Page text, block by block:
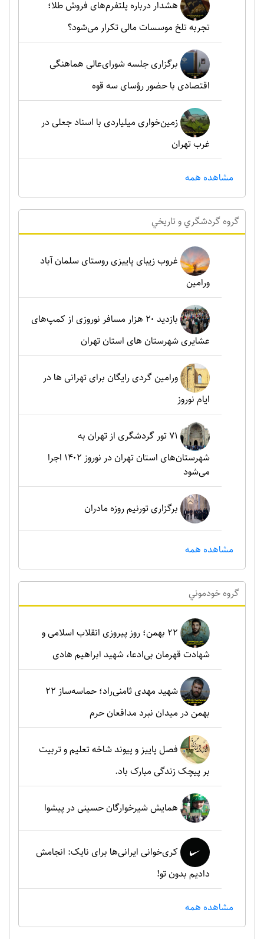
هشدار درباره پلتفرم‌های فروش طلا؛
تجربه تلخ موسسات مالی تکرار می‌شود؟
برگزاری جلسه شورای‌عالی هماهنگی
اقتصادی با حضور رؤسای سه قوه
زمین‌خواری میلیاردی با اسناد جعلی در
غرب تهران
مشاهده همه
گروه گردشگري و تاريخي
غروب زیبای پاییزی روستای سلمان آباد
ورامین
بازدید ۲۰ هزار مسافر نوروزی از کمپ‌های
عشایری شهرستان های استان تهران
ورامین گردی رایگان برای تهرانی ها در
ایام نوروز
۷۱ تور گردشگری از تهران به
شهرستان‌های استان تهران در نوروز ۱۴۰۲ اجرا
می‌شود
برگزاری تورنیم روزه مادران
مشاهده همه
گروه خودموني
۲۲ بهمن؛ روز پیروزی انقلاب اسلامی و
شهادت قهرمان بی‌ادعا، شهید ابراهیم هادی
شهید مهدی ثامنی‌راد؛ حماسه‌ساز ۲۲
بهمن در میدان نبرد مدافعان حرم
فصل پاییز و پیوند شاخه تعلیم و تربیت
بر پیچک زندگی مبارک باد.
همایش شیرخوارگان حسینی در پیشوا
کری‌خوانی ایرانی‌ها برای نایک: انجامش
دادیم بدون تو!
مشاهده همه